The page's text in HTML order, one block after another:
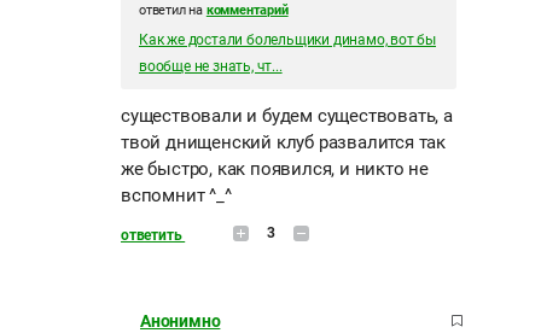
ответил на комментарий
Как же достали болельщики динамо, вот бы
вообще не знать, чт...
существовали и будем существовать, а
твой днищенский клуб развалится так
же быстро, как появился, и никто не
вспомнит ^_^
ответить 3
Анонимно